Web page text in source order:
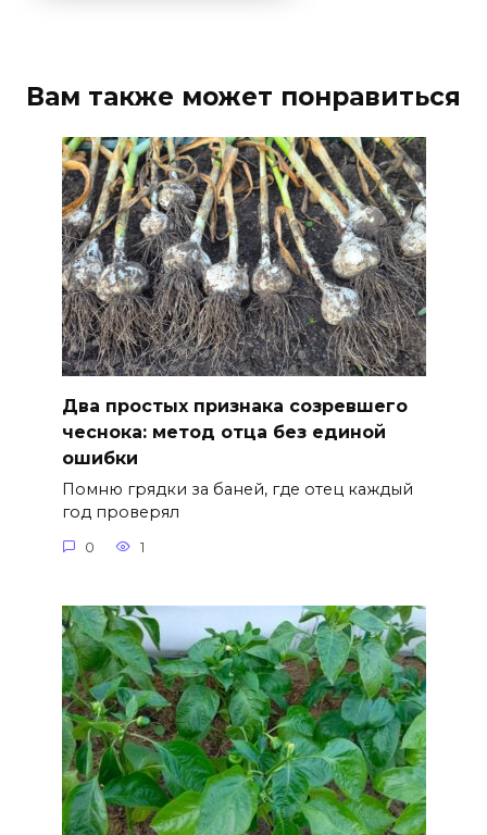
Вам также может понравиться
Два простых признака созревшего
чеснока: метод отца без единой
ошибки
Помню грядки за баней, где отец каждый
год проверял
0 1